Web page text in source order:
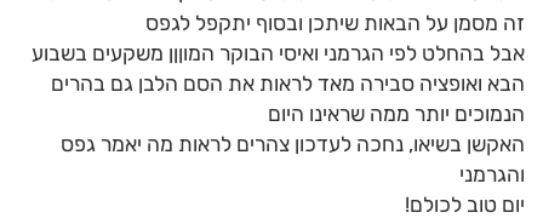
זה מסמן על הבאות שיתכן ובסוף יתקפל לגפס
אבל בהחלט לפי הגרמני ואיסי הבוקר המוןןן משקעים בשבוע
הבא ואופציה סבירה מאד לראות את הסם הלבן גם בהרים
הנמוכים יותר ממה שראינו היום
האקשן בשיאו, נחכה לעדכון צהרים לראות מה יאמר גפס
והגרמני
יום טוב לכולם!